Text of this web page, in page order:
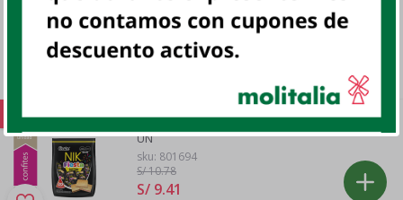
sku:801750
S/ 4.28
Oferta NIK FIESTA 20X13.5GR
UN
sku: 801694
S/ 10.78
S/ 9.41